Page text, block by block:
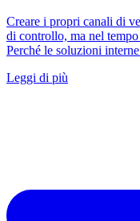
Creare i propri canali di
di controllo, ma nel tempo
Perché le soluzioni
Leggi di più